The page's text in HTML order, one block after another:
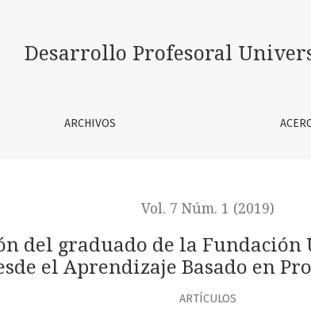
la Fundación Universitaria Sanitas: una vivencia
Desarrollo Profesoral
ARCHIVOS
Vol. 7 Núm. 1 (2019)
del graduado de la
el Aprendizaje Basado en
ARTÍCULOS